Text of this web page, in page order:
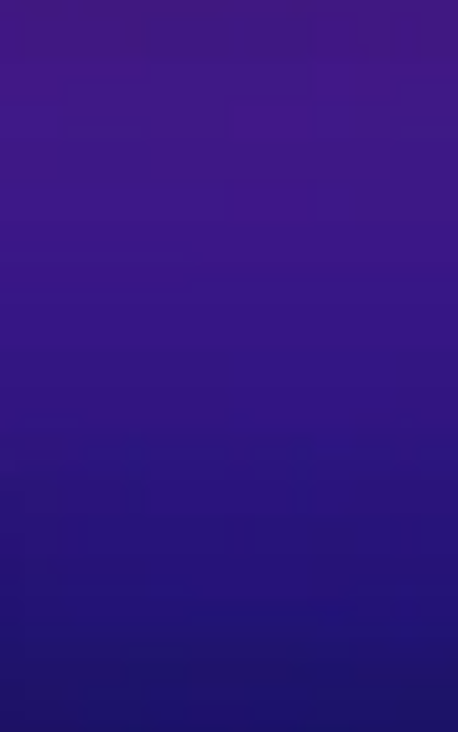
部分座位因靠近主舞台兩側及舞台硬體架設方式
眾勿站立跳動及跺腳，請以揮手或鼓掌取代跳動。
樂官方社群另行公告。 - 一人一票：每人皆需購票
相機、攝影機、錄音器材入場，未經主辦單位同意
險物品。 - 票券相關：票券視同有價證券，遺失、
實性。 - 退票程序與時限請依 KKTIX 提供之退票連